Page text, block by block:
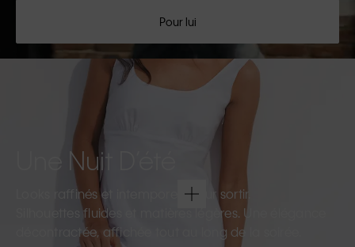
Pour lui
Une Nuit D’été
Looks raffinés et intemporels pour sortir.
Silhouettes fluides et matières légères. Une élégance
décontractée, affichée tout au long de la soirée.